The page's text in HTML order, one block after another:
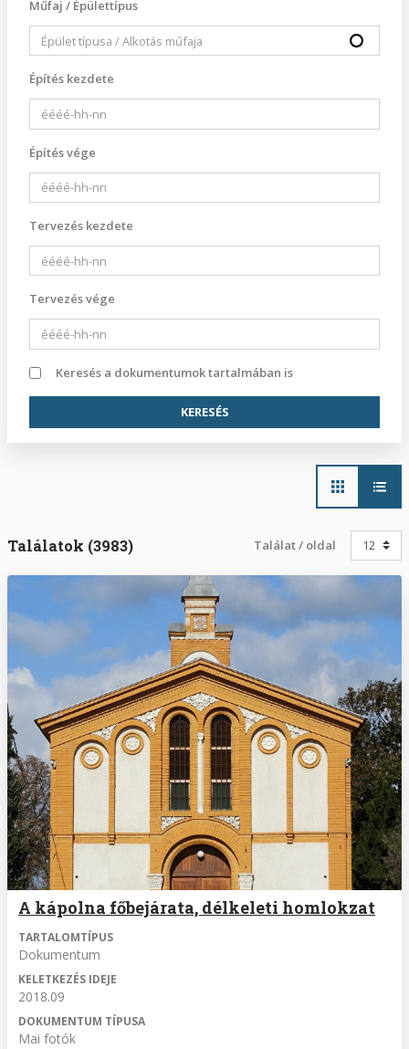
Műfaj / Épülettípus
Építés kezdete
Építés vége
Tervezés kezdete
Tervezés vége
Keresés a dokumentumok tartalmában is
Main
navigation
Találatok (3983) Találat / oldal
A kápolna főbejárata, délkeleti homlokzat
TARTALOMTÍPUS
Dokumentum
KELETKEZÉS IDEJE
2018.09
DOKUMENTUM TÍPUSA
Mai fotók